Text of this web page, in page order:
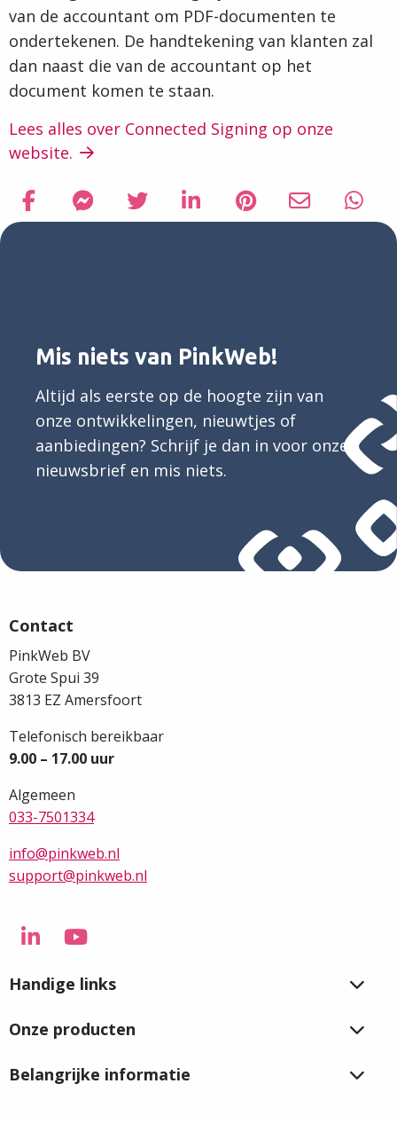
van de accountant om PDF-documenten te
ondertekenen. De handtekening van klanten zal
dan naast die van de accountant op het
document komen te staan.
Lees alles over Connected Signing op onze
website.
Delen via Facebook
Delen
Delen via Facebook Messenger
Delen
Delen via Twitter
Delen
Delen via LinkedIn
Delen
Delen via Pinterest
Delen
Delen via
Delen
Delen
Mis niets van PinkWeb!
Altijd als eerste op de hoogte zijn van
onze ontwikkelingen, nieuwtjes of
aanbiedingen? Schrijf je dan in voor onze
nieuwsbrief en mis niets.
Contact
PinkWeb BV
Grote Spui 39
3813 EZ Amersfoort
Telefonisch bereikbaar
9.00 – 17.00 uur
Algemeen
033-7501334
info@pinkweb.nl
support@pinkweb.nl
Ga
LinkedIn
Ga
YouTube
Handige links
Onze producten
Belangrijke informatie